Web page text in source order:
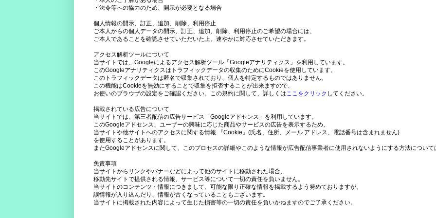
・法令等への協力のため、開示が必要となる場合
個人情報の開示、訂正、追加、削除、利用停止
ご本人からの個人データの開示、訂正、追加、削除、利用停止のご希望の場合には、
ご本人であることを確認させていただいた上、速やかに対応させていただきます。
アクセス解析ツールについて
当サイトでは、Googleによるアクセス解析ツール「Googleアナリティクス」を利用しています。
このGoogleアナリティクスはトラフィックデータの収集のためにCookieを使用しています。
このトラフィックデータは匿名で収集されており、個人を特定するものではありません。
この機能はCookieを無効にすることで収集を拒否することが出来ますので、
お使いのブラウザの設定をご確認ください。この規約に関して、詳しくはここをクリック してください。
掲載されている広告について
当サイトでは、第三者配信の広告サービス「Googleアドセンス」を利用しています。
このGoogleアドセンス、ユーザーの興味に応じた商品やサービスの広告を表示するため、
当サイトや他サイトへのアクセスに関する情報 『Cookie』(氏名、住所、メール アドレス、電話番号は含まれません)
を使用することがあります。
またGoogleアドセンスに関して、このプロセスの詳細やこのような情報が広告配信事業者に使用されないようにする方法について
免責事項
当サイトからリンクやバナーなどによって他のサイトに移動された場合、
移動先サイトで提供される情報、サービス等について一切の責任を負いません。
当サイトのコンテンツ・情報につきまして、可能な限り正確な情報を掲載するよう努めておりますが、
誤情報が入り込んだり、情報が古くなっていることもございます。
当サイトに掲載された内容によって生じた損害等の一切の責任を負いかねますのでご了承ください。